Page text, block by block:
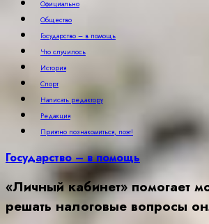
Официально
Общество
Государство – в помощь
Что случилось
История
Спорт
Написать редактору
Редакция
Приятно познакомиться, поэт!
Государство – в помощь
«Личный кабинет» помогает
решать налоговые вопросы